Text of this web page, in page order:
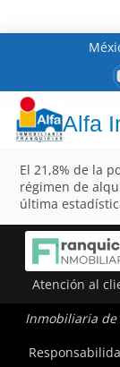
Alfa
El 21,8% de la
régimen de
última
Atención al
Inmobiliaria